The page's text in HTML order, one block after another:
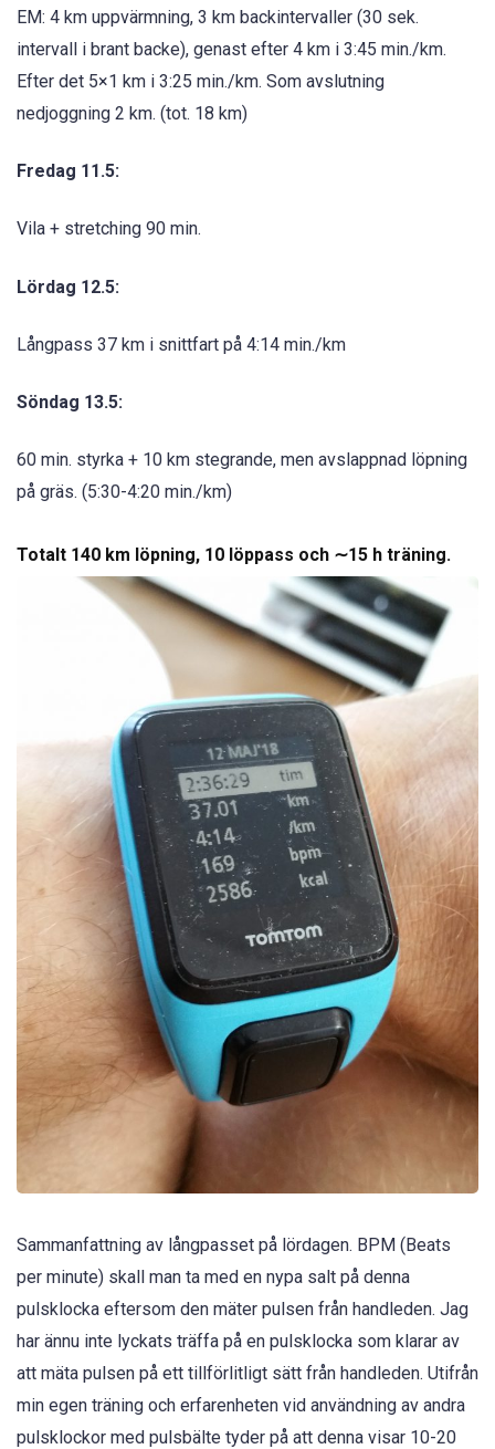
EM: 4 km uppvärmning, 3 km backintervaller (30 sek.
intervall i brant backe), genast efter 4 km i 3:45 min./km.
Efter det 5×1 km i 3:25 min./km. Som avslutning
nedjoggning 2 km. (tot. 18 km)
Fredag 11.5:
Vila + stretching 90 min.
Lördag 12.5:
Långpass 37 km i snittfart på 4:14 min./km
Söndag 13.5:
60 min. styrka + 10 km stegrande, men avslappnad löpning
på gräs. (5:30-4:20 min./km)
Totalt 140 km löpning, 10 löppass och ∼15 h träning.
Sammanfattning av långpasset på lördagen. BPM (Beats
per minute) skall man ta med en nypa salt på denna
pulsklocka eftersom den mäter pulsen från handleden. Jag
har ännu inte lyckats träffa på en pulsklocka som klarar av
att mäta pulsen på ett tillförlitligt sätt från handleden. Utifrån
min egen träning och erfarenheten vid användning av andra
pulsklockor med pulsbälte tyder på att denna visar 10-20